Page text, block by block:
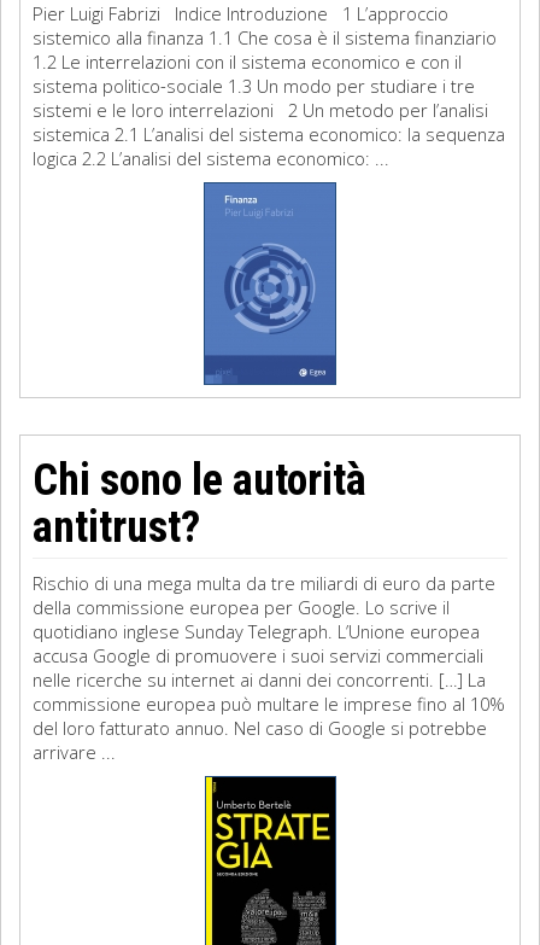
Pier Luigi Fabrizi Indice Introduzione 1 L’approccio
sistemico alla finanza 1.1 Che cosa è il sistema finanziario
1.2 Le interrelazioni con il sistema economico e con il
sistema politico-sociale 1.3 Un modo per studiare i tre
sistemi e le loro interrelazioni 2 Un metodo per l’analisi
sistemica 2.1 L’analisi del sistema economico: la sequenza
logica 2.2 L’analisi del sistema economico: ...
Chi sono le autorità
antitrust?
Rischio di una mega multa da tre miliardi di euro da parte
della commissione europea per Google. Lo scrive il
quotidiano inglese Sunday Telegraph. L’Unione europea
accusa Google di promuovere i suoi servizi commerciali
nelle ricerche su internet ai danni dei concorrenti. […] La
commissione europea può multare le imprese fino al 10%
del loro fatturato annuo. Nel caso di Google si potrebbe
arrivare ...